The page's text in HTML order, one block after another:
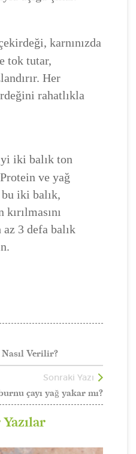
karnınızda
tok tutar,
Her
rahatlıkla
iki balık ton
ve yağ
iki balık,
3 defa balık
Nasıl Verilir?
Sonraki Yazı
çayı yağ yakar mı?